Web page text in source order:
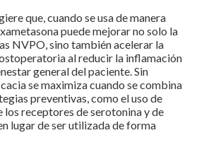
que, cuando se usa de manera
puede mejorar no solo la
NVPO, sino también acelerar la
al reducir la inflamación
general del paciente. Sin
se maximiza cuando se combina
preventivas, como el uso de
los receptores de serotonina y de
lugar de ser utilizada de forma